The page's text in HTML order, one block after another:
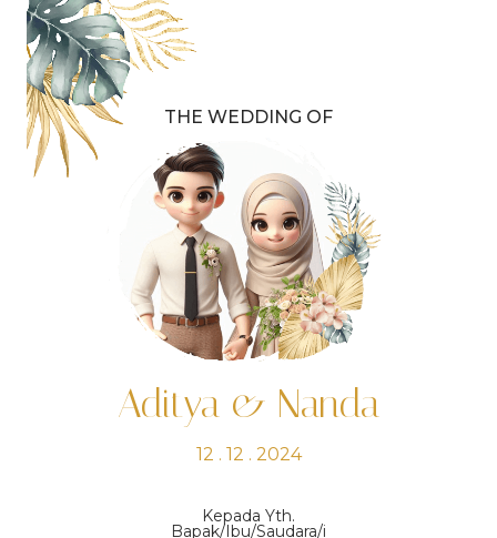
THE WEDDING OF
Aditya & Nanda
12 . 12 . 2024
Kepada Yth.
Bapak/Ibu/Saudara/i